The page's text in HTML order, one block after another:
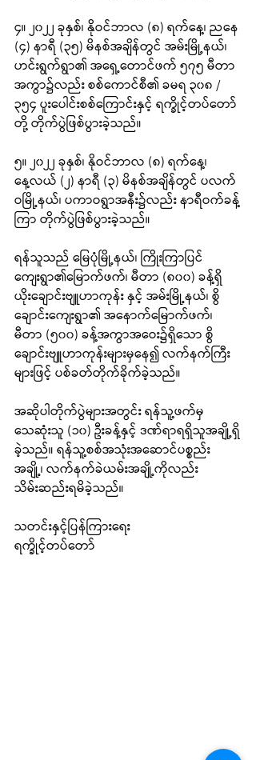
၄။ ၂၀၂၂ ခုနှစ်၊ နိုဝင်ဘာလ (၈) ရက်နေ့၊ ညနေ
(၄) နာရီ (၃၅) မိနစ်အချိန်တွင် အမ်းမြို့နယ်၊
ဟင်းရွက်ရွာ၏ အရှေ့တောင်ဖက် ၅၇၅ မီတာ
အကွာ၌လည်း စစ်ကောင်စီ၏ ခမရ ၃၀၈ /
၃၅၄ ပူးပေါင်းစစ်ကြောင်းနှင့် ရက္ခိုင့်တပ်တော်
တို့ တိုက်ပွဲဖြစ်ပွားခဲ့သည်။
၅။ ၂၀၂၂ ခုနှစ်၊ နိုဝင်ဘာလ (၈) ရက်နေ့၊
နေ့လယ် (၂) နာရီ (၃) မိနစ်အချိန်တွင် ပလက်
ဝမြို့နယ်၊ ပကာဝရွာအနီး၌လည်း နာရီဝက်ခန့်
ကြာ တိုက်ပွဲဖြစ်ပွားခဲ့သည်။
ရန်သူသည် မြေပုံမြို့နယ်၊ ကြိုးကြာပြင်
ကျေးရွာ၏မြောက်ဖက်၊ မီတာ (၈၀၀) ခန့်ရှိ
ယိုးချောင်းဗျူဟာကုန်း နှင့် အမ်းမြို့နယ်၊ စွိ
ချောင်းကျေးရွာ၏ အနောက်မြောက်ဖက်၊
မီတာ (၅၀၀) ခန့်အကွာအဝေး၌ရှိသော စွိ
ချောင်းဗျူဟာကုန်းများမှနေ၍ လက်နက်ကြီး
များဖြင့် ပစ်ခတ်တိုက်ခိုက်ခဲ့သည်။
အဆိုပါတိုက်ပွဲများအတွင်း ရန်သူ့ဖက်မှ
သေဆုံးသူ (၁၀) ဦးခန့်နှင့် ဒဏ်ရာရရှိသူအချို့ရှိ
ခဲ့သည်။ ရန်သူ့စစ်အသုံးအဆောင်ပစ္စည်း
အချို့၊ လက်နက်ခဲယမ်းအချို့ကိုလည်း
သိမ်းဆည်းရမိခဲ့သည်။
သတင်းနှင့်ပြန်ကြားရေး
ရက္ခိုင့်တပ်တော်